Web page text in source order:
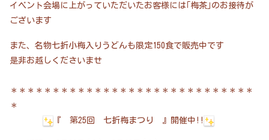
イベント会場に上がっていただいたお客様には｢梅茶｣のお接待が
ございます
また、名物七折小梅入りうどんも限定150食で販売中です
是非お越しくださいませ
＊＊＊＊＊＊＊＊＊＊＊＊＊＊＊＊＊＊＊＊＊＊＊＊＊＊＊＊＊
＊
『 第25回 七折梅まつり 』開催中!!